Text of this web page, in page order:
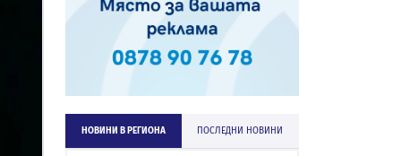
НОВИНИ В РЕГИОНА ПОСЛЕДНИ НОВИНИ